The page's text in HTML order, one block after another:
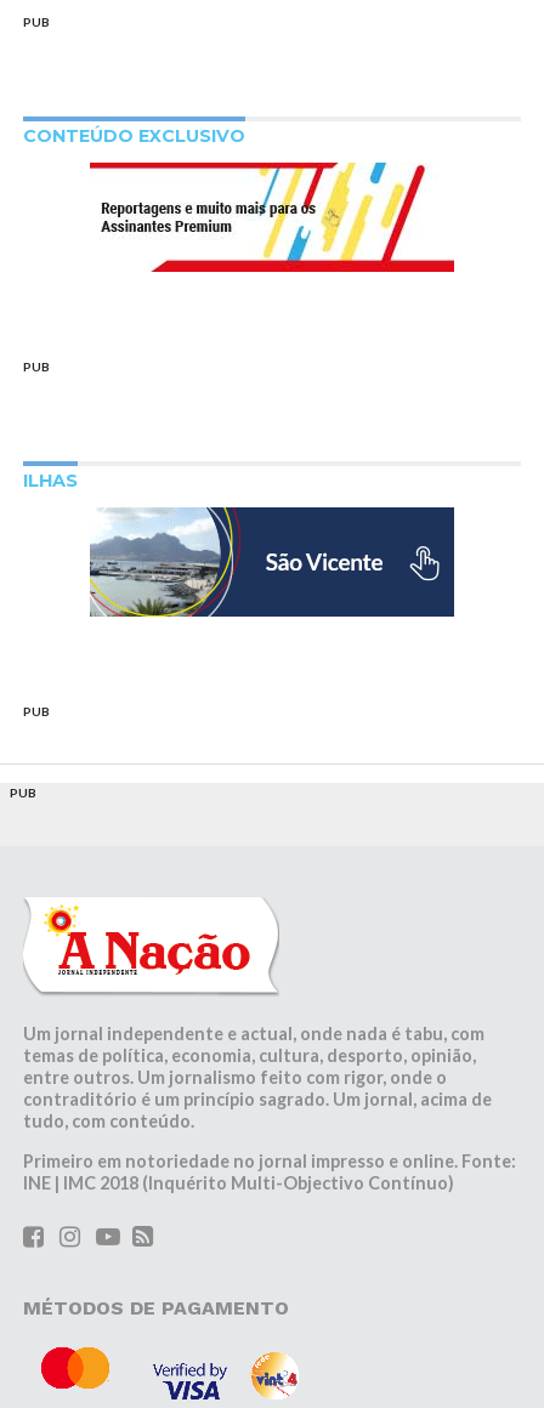
PUB
CONTEÚDO EXCLUSIVO
PUB
ILHAS
PUB
PUB
Um jornal independente e actual, onde nada é tabu, com
temas de política, economia, cultura, desporto, opinião,
entre outros. Um jornalismo feito com rigor, onde o
contraditório é um princípio sagrado. Um jornal, acima de
tudo, com conteúdo.
Primeiro em notoriedade no jornal impresso e online. Fonte:
INE | IMC 2018 (Inquérito Multi-Objectivo Contínuo)
MÉTODOS DE PAGAMENTO